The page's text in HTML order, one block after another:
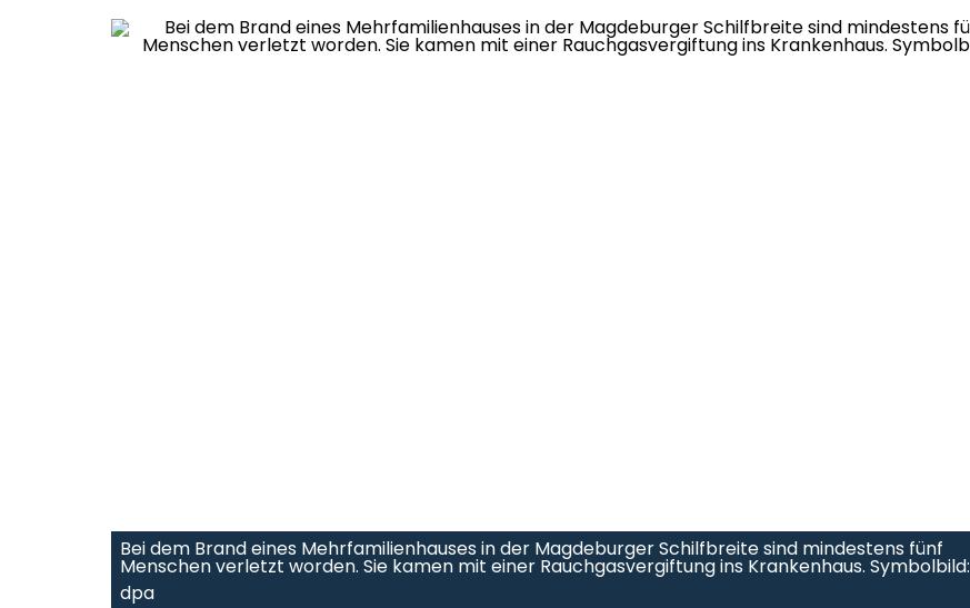
Bei dem Brand eines Mehrfamilienhauses in der Magdeburger Schilfbreite sind mindestens fünf
Menschen verletzt worden. Sie kamen mit einer Rauchgasvergiftung ins Krankenhaus. Symbolbild:
dpa